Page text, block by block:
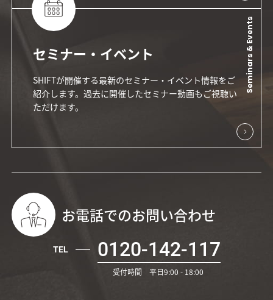
セミナー・イベント
SHIFTが開催する最新のセミナー・イベント情報をご
紹介します。過去に開催したセミナー動画もご視聴い
ただけます。
Seminars & Events
お電話でのお問い合わせ
TEL 0120-142-117
受付時間 平日9:00 - 18:00